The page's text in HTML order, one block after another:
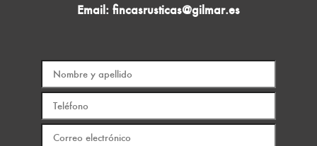
Email: fincasrusticas@gilmar.es